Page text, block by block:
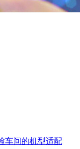
车间的机型适配